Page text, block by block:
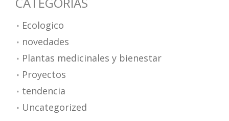
Ecologico
novedades
Plantas medicinales y bienestar
Proyectos
tendencia
Uncategorized